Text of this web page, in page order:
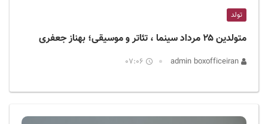
تولد
متولدین ۲۵ مرداد سینما ، تئاتر و موسیقی؛ بهناز جعفری
07:06